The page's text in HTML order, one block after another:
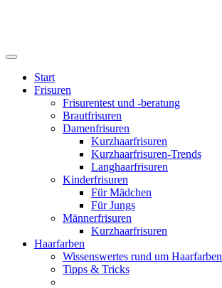
Start
Frisuren
Frisurentest und -beratung
Brautfrisuren
Damenfrisuren
Kurzhaarfrisuren
Kurzhaarfrisuren-Trends
Langhaarfrisuren
Kinderfrisuren
Für Mädchen
Für Jungs
Männerfrisuren
Kurzhaarfrisuren
Haarfarben
Wissenswertes rund um Haarfarben
Tipps & Tricks